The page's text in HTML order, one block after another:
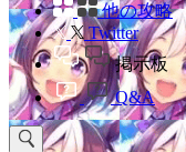
他の攻略
Twitter
掲示板
Q&A